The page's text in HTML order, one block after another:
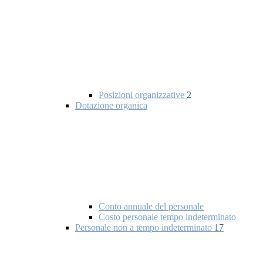
Posizioni organizzative 2
Dotazione organica
Conto annuale del personale
Costo personale tempo indeterminato
Personale non a tempo indeterminato 17